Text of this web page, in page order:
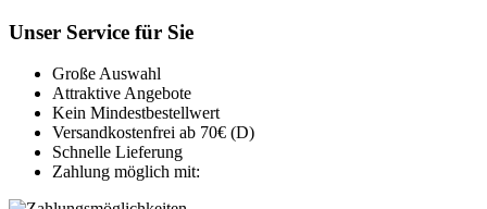
Unser Service für Sie
Große Auswahl
Attraktive Angebote
Kein Mindestbestellwert
Versandkostenfrei ab 70€ (D)
Schnelle Lieferung
Zahlung möglich mit: